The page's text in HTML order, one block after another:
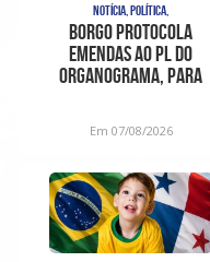
NOTÍCIA, POLÍTICA,
Borgo protocola
emendas ao PL do
organograma, para
apont
Em 07/08/2026